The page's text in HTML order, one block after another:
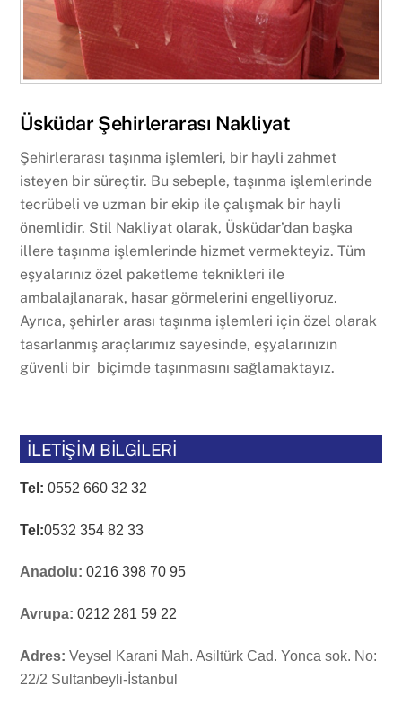
Üsküdar Şehirlerarası Nakliyat
Şehirlerarası taşınma işlemleri, bir hayli zahmet
isteyen bir süreçtir. Bu sebeple, taşınma işlemlerinde
tecrübeli ve uzman bir ekip ile çalışmak bir hayli
önemlidir. Stil Nakliyat olarak, Üsküdar’dan başka
illere taşınma işlemlerinde hizmet vermekteyiz. Tüm
eşyalarınız özel paketleme teknikleri ile
ambalajlanarak, hasar görmelerini engelliyoruz.
Ayrıca, şehirler arası taşınma işlemleri için özel olarak
tasarlanmış araçlarımız sayesinde, eşyalarınızın
güvenli bir biçimde taşınmasını sağlamaktayız.
İLETİŞİM BİLGİLERİ
Tel: 0552 660 32 32
Tel:0532 354 82 33
Anadolu: 0216 398 70 95
Avrupa: 0212 281 59 22
Adres: Veysel Karani Mah. Asiltürk Cad. Yonca sok. No:
22/2 Sultanbeyli-İstanbul